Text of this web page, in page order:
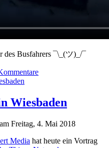
des Busfahrers ¯\_(ツ)_/¯
Wiesbaden
Freitag, 4. Mai 2018
Media hat heute ein Vortrag